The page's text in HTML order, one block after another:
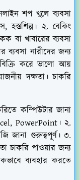
শপ খুলে ব্যবসা
২. বেকিং
বা খাবারের ব্যবসা
ব্যবসা নারীদের জন্য
বিক্রি করে ভালো আয়
দক্ষতা। চাকরি
কম্পিউটার জানা
PowerPoint। ২.
জানা গুরুত্বপূর্ণ। ৩.
চাকরি পাওয়ার জন্য
ব্যবহার করতে